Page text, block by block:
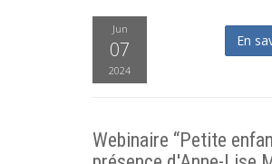
Jun
07
2024
En
Webinaire “Petite